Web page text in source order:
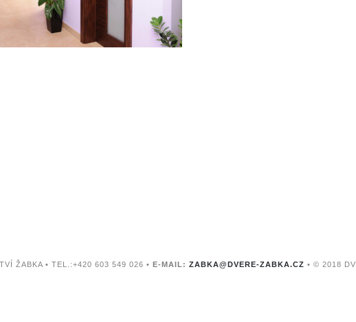
ŽABKA • TEL.:+420 603 549 026 • E-MAIL: ZABKA@DVERE-ZABKA.CZ • © 2018